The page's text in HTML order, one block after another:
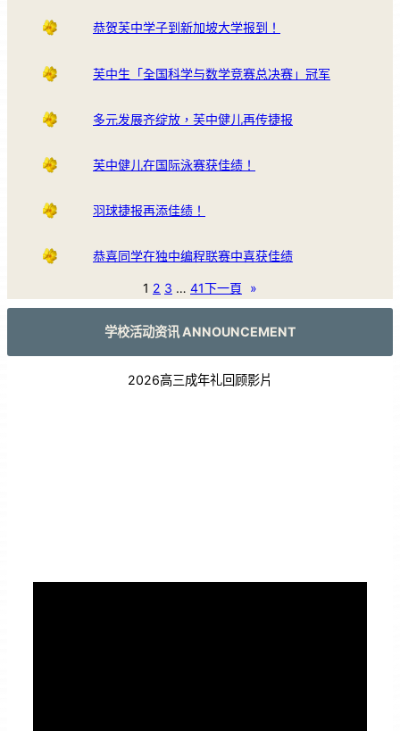
恭贺芙中学子到新加坡大学报到！
芙中生「全国科学与数学竞赛总决赛」冠军
多元发展齐绽放，芙中健儿再传捷报
芙中健儿在国际泳赛获佳绩！
羽球捷报再添佳绩！
恭喜同学在独中编程联赛中喜获佳绩
1 2 3 … 41下一頁 »
学校活动资讯 ANNOUNCEMENT
2026高三成年礼回顾影片